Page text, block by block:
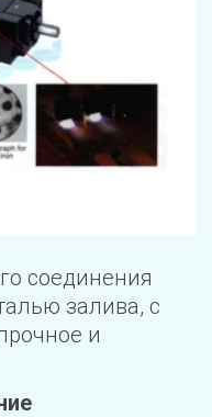
соединения
залива, с
и